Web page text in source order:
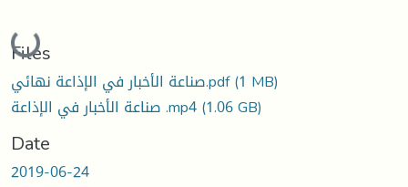
Loading...
Files
صناعة الأخبار في الإذاعة نهائي.pdf(1 MB)
صناعة الأخبار في الإذاعة .mp4(1.06 GB)
Date
2019-06-24